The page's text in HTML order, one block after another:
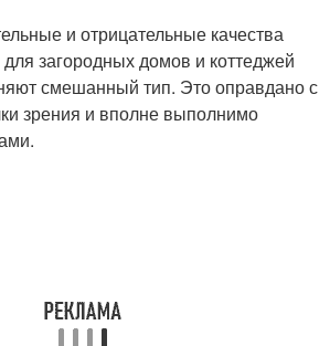
и отрицательные качества
загородных домов и коттеджей
смешанный тип. Это оправдано с
зрения и вполне выполнимо